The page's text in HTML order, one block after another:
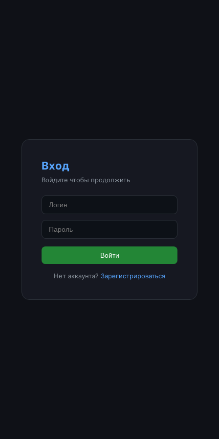
Вход
Войдите чтобы продолжить
Войти
Нет аккаунта? Зарегистрироваться